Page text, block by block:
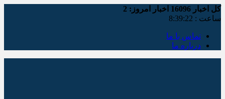
کل اخبار اخبار امروز: 2
ساعت : 8:39:22
تماس با ما
درباره ما